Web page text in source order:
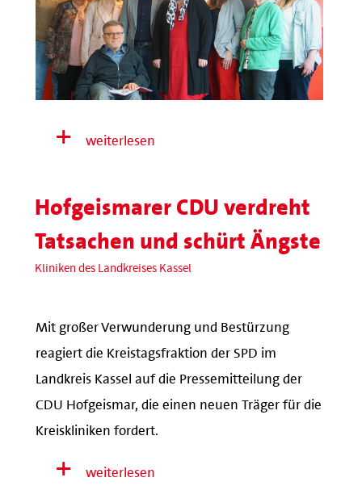
weiterlesen
Hofgeismarer CDU verdreht
Tatsachen und schürt Ängste
Kliniken des Landkreises Kassel
Mit großer Verwunderung und Bestürzung
reagiert die Kreistagsfraktion der SPD im
Landkreis Kassel auf die Pressemitteilung der
CDU Hofgeismar, die einen neuen Träger für die
Kreiskliniken fordert.
weiterlesen